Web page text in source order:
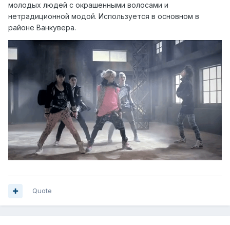
молодых людей с окрашенными волосами и
нетрадиционной модой. Используется в основном в
районе Ванкувера.
Quote